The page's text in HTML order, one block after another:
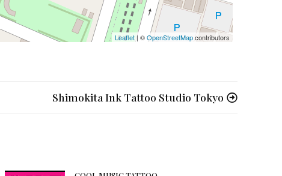
Leaflet| ©OpenStreetMapcontributors
Shimokita Ink Tattoo Studio Tokyo